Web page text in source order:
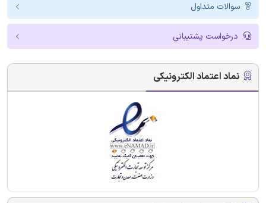
سوالات متداول
درخواست پشتیبانی
نماد اعتماد الکترونیکی